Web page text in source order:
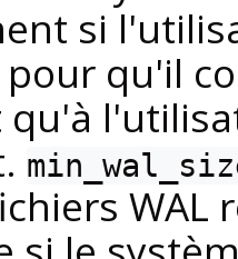
si
qu'il
WAL